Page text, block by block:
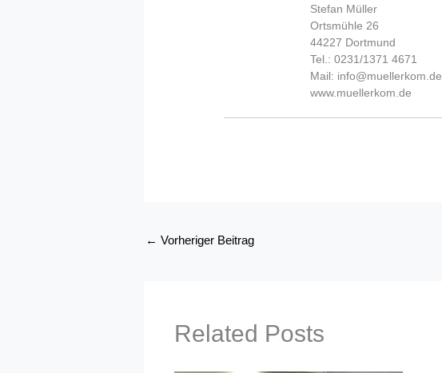
Stefan Müller
Ortsmühle 26
44227 Dortmund
Tel.: 0231/1371 4671
Mail: info@muellerkom.de
www.muellerkom.de
← Vorheriger Beitrag
Related Posts